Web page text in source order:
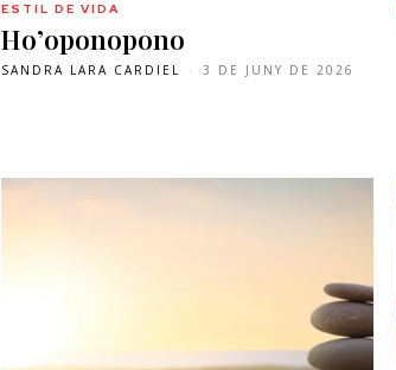
ESTIL DE VIDA
Ho’oponopono
SANDRA LARA CARDIEL - 3 DE JUNY DE 2026